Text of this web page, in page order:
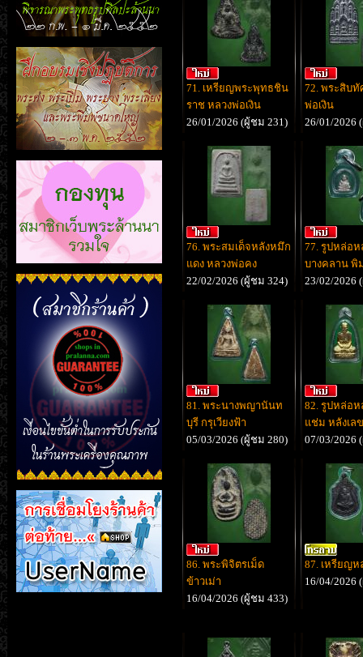
71. เหรียญพระพุทธชิน
ราช หลวงพ่อเงิน
26/01/2026 (ผู้ชม 231)
72. พระสิบทั
พ่อเงิน
26/01/2026
76. พระสมเด็จหลังหมึก
แดง หลวงพ่อคง
22/02/2026 (ผู้ชม 324)
77. รูปหล่อห
บางคลาน พิ
23/02/2026
81. พระนางพญานันท
บุรี กรุเวียงฟ้า
05/03/2026 (ผู้ชม 280)
82. รูปหล่อห
แช่ม หลังเล
07/03/2026
86. พระพิจิตรเม็ด
ข้าวเม่า
16/04/2026 (ผู้ชม 433)
87. เหรียญ
16/04/2026